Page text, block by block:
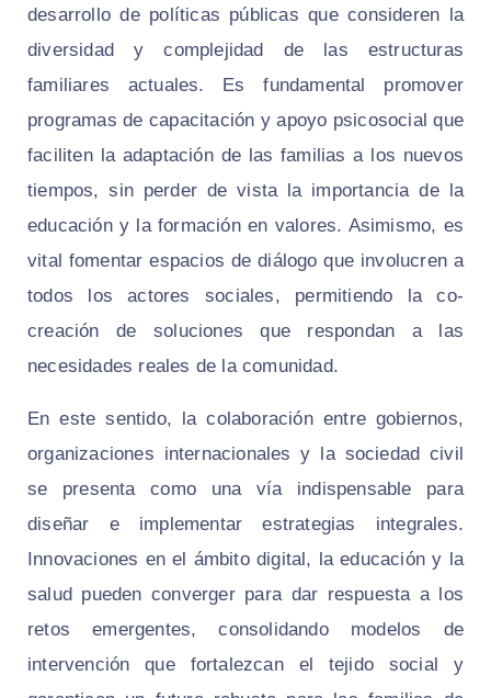
desarrollo de políticas públicas que consideren la
diversidad y complejidad de las estructuras
familiares actuales. Es fundamental promover
programas de capacitación y apoyo psicosocial que
faciliten la adaptación de las familias a los nuevos
tiempos, sin perder de vista la importancia de la
educación y la formación en valores. Asimismo, es
vital fomentar espacios de diálogo que involucren a
todos los actores sociales, permitiendo la co-
creación de soluciones que respondan a las
necesidades reales de la comunidad.
En este sentido, la colaboración entre gobiernos,
organizaciones internacionales y la sociedad civil
se presenta como una vía indispensable para
diseñar e implementar estrategias integrales.
Innovaciones en el ámbito digital, la educación y la
salud pueden converger para dar respuesta a los
retos emergentes, consolidando modelos de
intervención que fortalezcan el tejido social y